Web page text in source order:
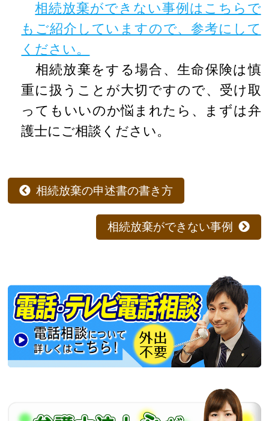
相続放棄ができない事例はこちらで
もご紹介していますので、参考にして
ください。
相続放棄をする場合、生命保険は慎
重に扱うことが大切ですので、受け取
ってもいいのか悩まれたら、まずは弁
護士にご相談ください。
相続放棄の申述書の書き方
相続放棄ができない事例